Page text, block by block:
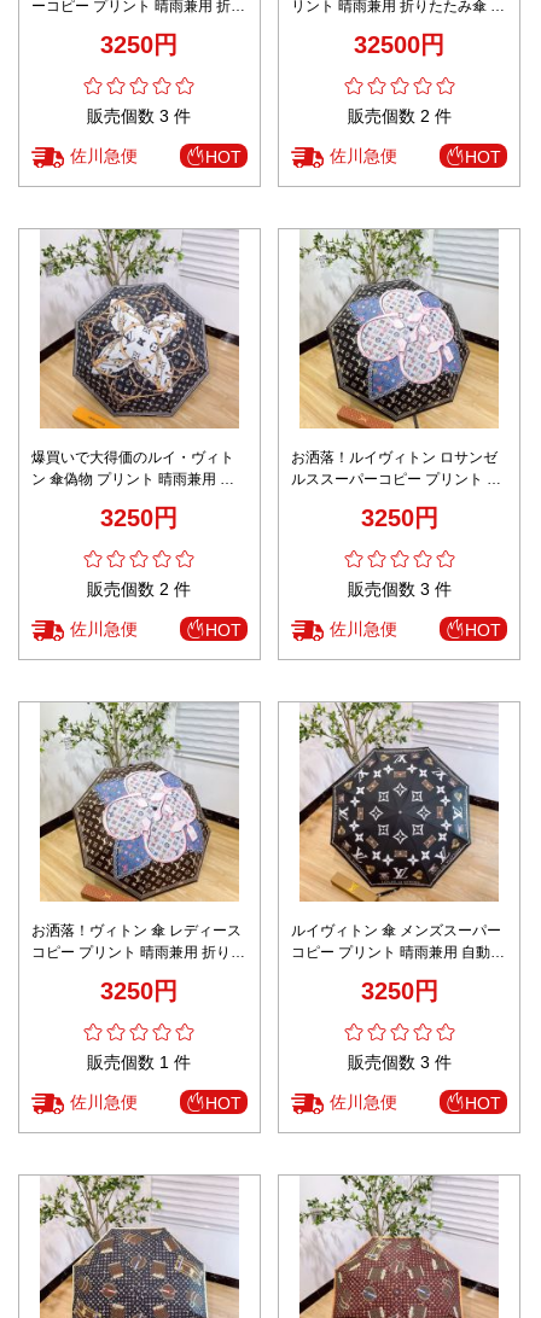
ーコピー プリント 晴雨兼用 折り
3250円
販売個数 3 件
佐川急便 HOT
リント 晴雨兼用 折りたたみ傘 軽
32500円
販売個数 2 件
佐川急便 HOT
爆買いで大得価のルイ・ヴィト
ン 傘偽物 プリント 晴雨兼用 折
3250円
販売個数 2 件
佐川急便 HOT
お洒落！ルイヴィトン ロサンゼ
ルススーパーコピー プリント 晴
熱 ブラック3250円
販売個数 3 件
佐川急便 HOT
お洒落！ヴィトン 傘 レディース
コピー プリント 晴雨兼用 折りた
3250円
販売個数 1 件
佐川急便 HOT
ルイヴィトン 傘 メンズスーパー
コピー プリント 晴雨兼用 自動開
3250円
販売個数 3 件
佐川急便 HOT